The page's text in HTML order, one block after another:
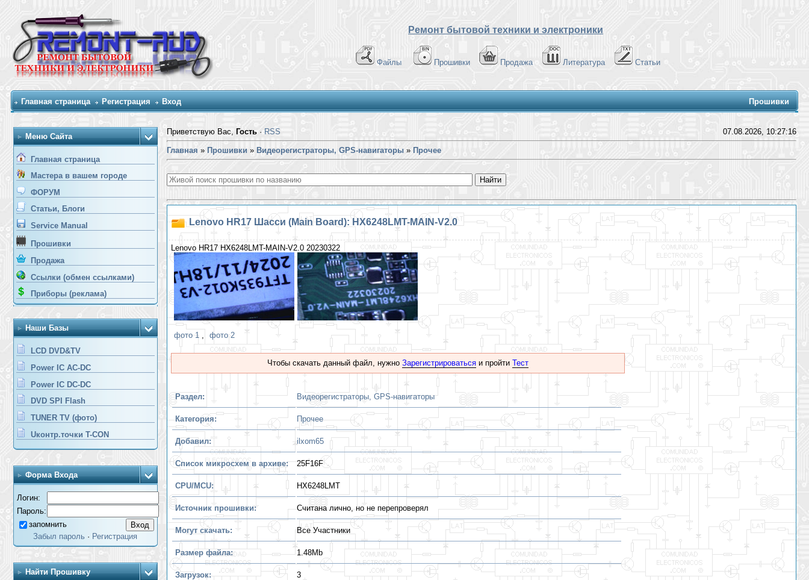
Ремонт бытовой техники и электроники
Файлы Прошивки Продажа Литература Статьи
Главная страница Регистрация Вход Прошивки
Меню Сайта
Главная страница
Мастера в вашем городе
ФОРУМ
Статьи, Блоги
Service Manual
Прошивки
Продажа
Ссылки (обмен ссылками)
Приборы (реклама)
Наши Базы
LCD DVD&TV
Power IC AC-DC
Power IC DC-DC
DVD SPI Flash
TUNER TV (фото)
Uконтр.точки T-CON
Форма Входа
Логин:
Пароль:
запомнить
Забыл пароль · Регистрация
Найти Прошивку
Приветствую Вас, Гость· RSS 07.08.2026, 10:27:16
Главная » Прошивки» Видеорегистраторы, GPS-навигаторы» Прочее
Lenovo HR17 Шасси (Main Board): HX6248LMT-MAIN-V2.0
Lenovo HR17 HX6248LMT-MAIN-V2.0 20230322
фото 1, фото 2
Чтобы скачать данный файл, нужно Зарегистрироватьсяи пройти Тест
Раздел: Видеорегистраторы, GPS-навигаторы
Категория: Прочее
Добавил: ilxom65
Список микросхем в архиве: 25F16F
CPU/MCU: HX6248LMT
Источник прошивки: Считана лично, но не перепроверял
Могут скачать: Все Участники
Размер файла: 1.48Mb
Загрузок: 3